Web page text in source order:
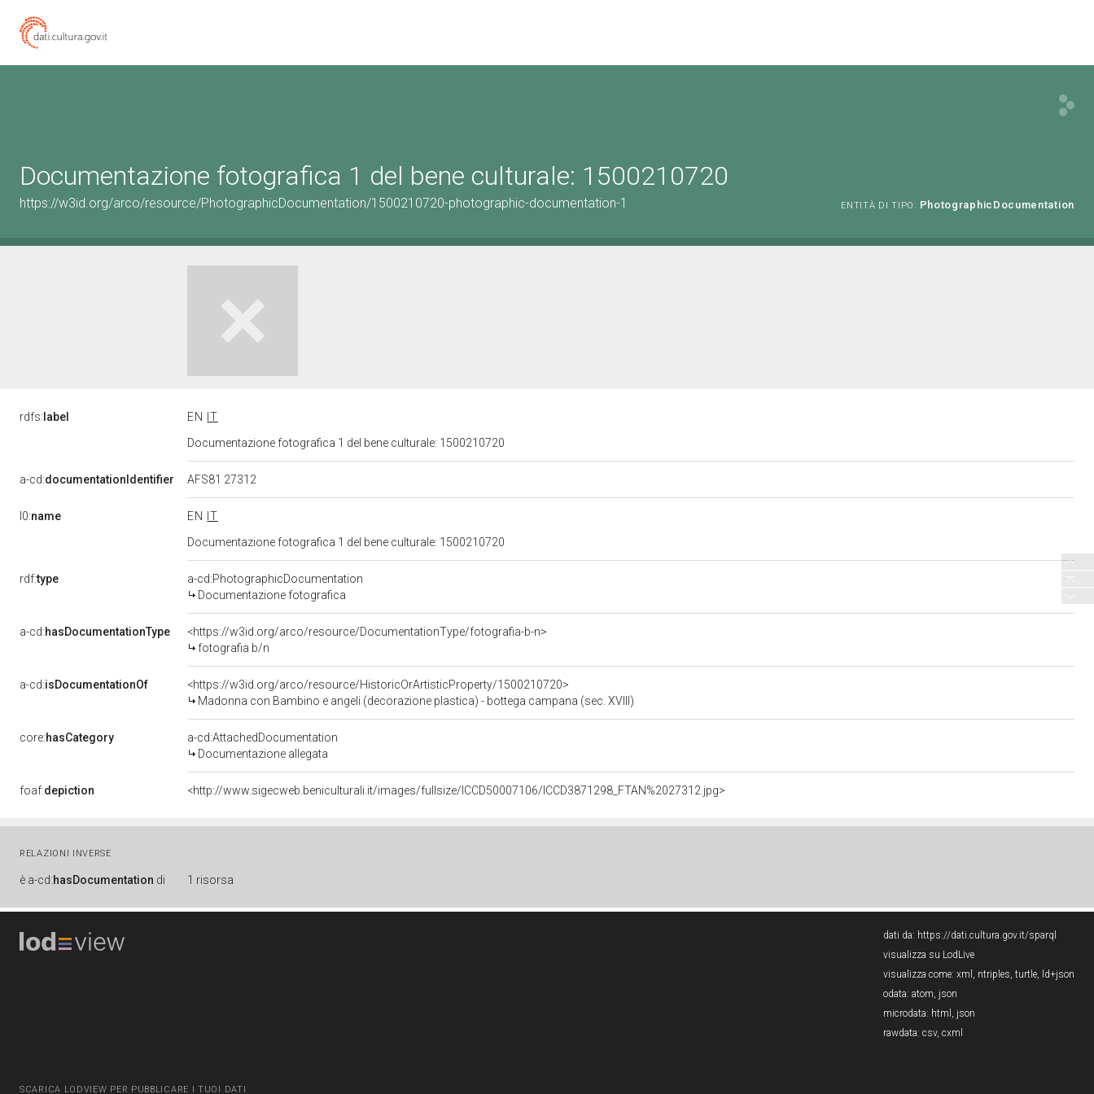
Documentazione fotografica 1 del bene culturale: 1500210720
https://w3id.org/arco/resource/PhotographicDocumentation/1500210720-photographic-documentation-1 ENTITÀ DI TIPO: PhotographicDocumentation
rdfs: label EN
IT
Documentazione fotografica 1 del bene culturale: 1500210720
a-cd:documentationIdentifier AFS81 27312
l0:name EN
IT
Documentazione fotografica 1 del bene culturale: 1500210720
rdf:type
a-cd:PhotographicDocumentation
Documentazione fotografica
a-cd:hasDocumentationType
<https://w3id.org/arco/resource/DocumentationType/fotografia-b-n>
fotografia b/n
a-cd:isDocumentationOf
<https://w3id.org/arco/resource/HistoricOrArtisticProperty/1500210720>
Madonna con Bambino e angeli (decorazione plastica) - bottega campana (sec. XVIII)
core:hasCategory
a-cd:AttachedDocumentation
Documentazione allegata
foaf:depiction <http://www.sigecweb.beniculturali.it/images/fullsize/ICCD50007106/ICCD3871298_FTAN%2027312.jpg>
RELAZIONI INVERSE
è a-cd:hasDocumentation di 1 risorsa
SCARICA LODVIEW PER PUBBLICARE I TUOI DATI
dati da: https://dati.cultura.gov.it/sparql
visualizza su LodLive
visualizza come: xml , ntriples, turtle, ld+json
odata: atom, json
microdata: html , json
rawdata: csv, cxml